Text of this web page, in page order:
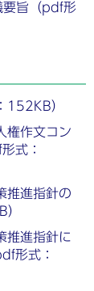
要旨（pdf形
152KB）
権作文コン
式：
推進指針の
推進指針に
形式：